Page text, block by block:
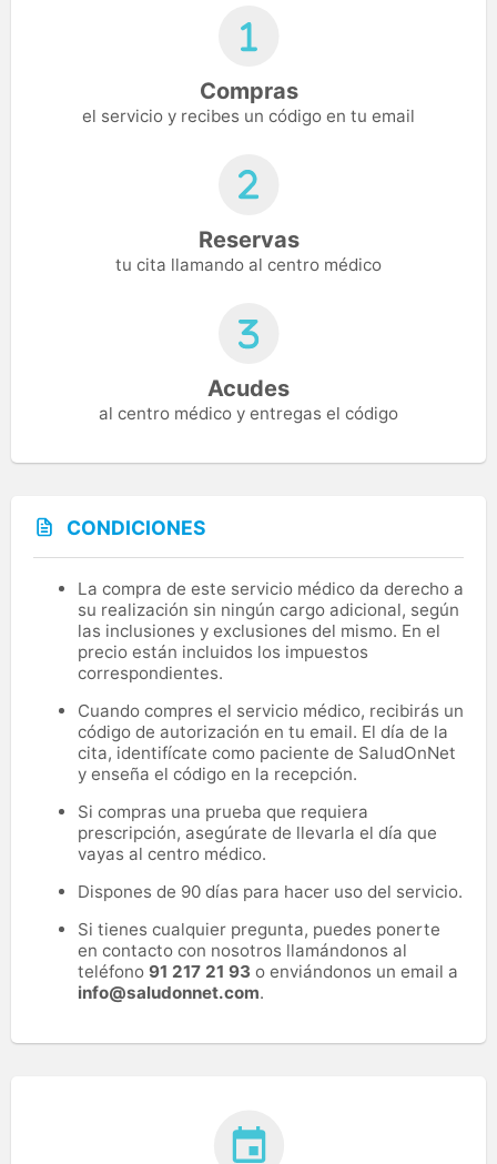
Compras
el servicio y recibes un código en tu email
Reservas
tu cita llamando al centro médico
Acudes
al centro médico y entregas el código
CONDICIONES
La compra de este servicio médico da derecho a
su realización sin ningún cargo adicional, según
las inclusiones y exclusiones del mismo. En el
precio están incluidos los impuestos
correspondientes.
Cuando compres el servicio médico, recibirás un
código de autorización en tu email. El día de la
cita, identifícate como paciente de SaludOnNet
y enseña el código en la recepción.
Si compras una prueba que requiera
prescripción, asegúrate de llevarla el día que
vayas al centro médico.
Dispones de 90 días para hacer uso del servicio.
Si tienes cualquier pregunta, puedes ponerte
en contacto con nosotros llamándonos al
teléfono 91 217 21 93 o enviándonos un email a
info@saludonnet.com.